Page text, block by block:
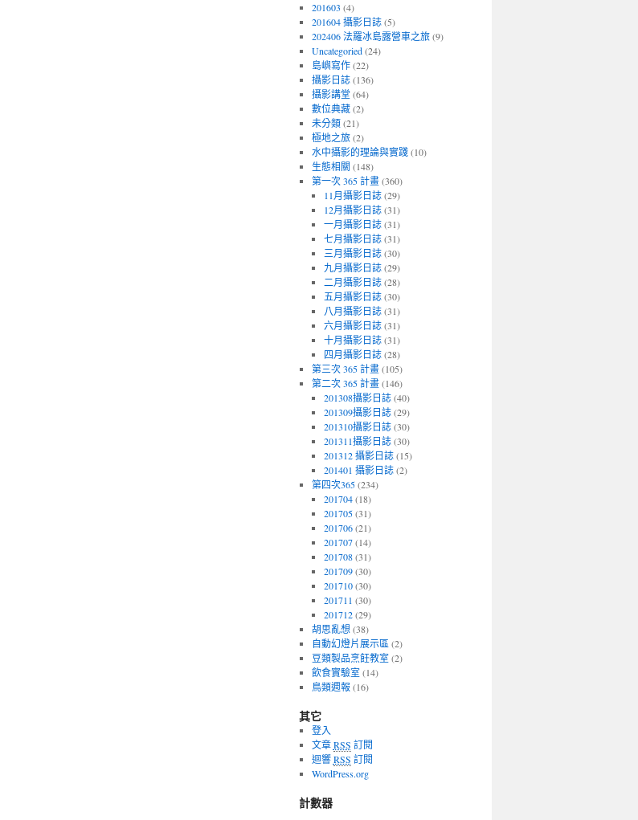
201603 (4)
201604 攝影日誌(5)
202406 法羅冰島露營車之旅(9)
Uncategoried(24)
島嶼寫作(22)
攝影日誌(136)
攝影講堂(64)
數位典藏(2)
未分類(21)
極地之旅(2)
水中攝影的理論與實踐(10)
生態相關 (148)
第一次 365 計畫(360)
11月攝影日誌(29)
12月攝影日誌(31)
一月攝影日誌(31)
七月攝影日誌(31)
三月攝影日誌(30)
九月攝影日誌(29)
二月攝影日誌(28)
五月攝影日誌(30)
八月攝影日誌(31)
六月攝影日誌(31)
十月攝影日誌(31)
四月攝影日誌(28)
第三次 365 計畫(105)
第二次 365 計畫(146)
201308攝影日誌(40)
201309攝影日誌(29)
201310攝影日誌(30)
201311攝影日誌(30)
201312 攝影日誌(15)
201401 攝影日誌(2)
第四次365(234)
201704(18)
201705(31)
201706(21)
201707(14)
201708(31)
201709(30)
201710(30)
201711 (30)
201712(29)
胡思亂想 (38)
自動幻燈片展示區 (2)
豆類製品烹飪教室(2)
飲食實驗室(14)
鳥類週報 (16)
其它
登入
文章RSS 訂閱
迴響RSS 訂閱
WordPress.org
計數器